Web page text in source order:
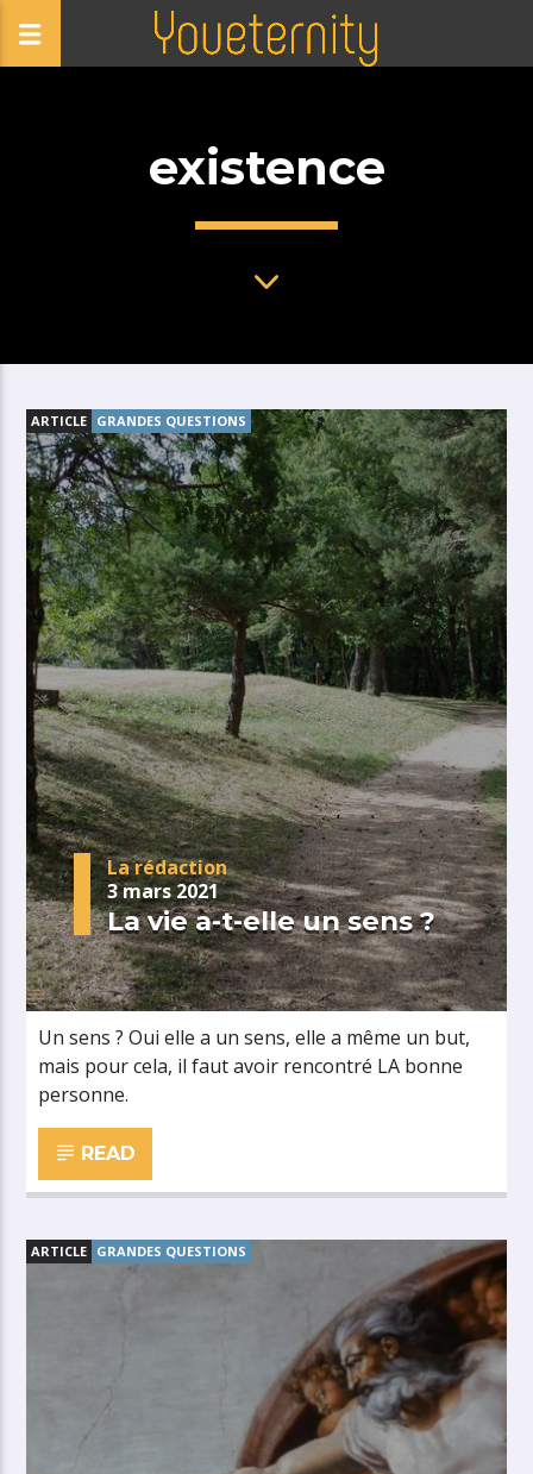
existence
ARTICLE GRANDES QUESTIONS
La rédaction
3 mars 2021
La vie a-t-elle un sens ?
Un sens ? Oui elle a un sens, elle a même un but,
mais pour cela, il faut avoir rencontré LA bonne
personne.
READ
ARTICLE GRANDES QUESTIONS